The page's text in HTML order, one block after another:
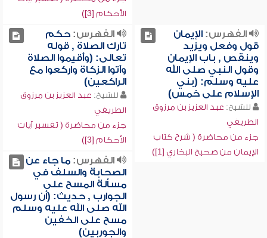
الأحكام [3])
الفهرس:الإيمان
قول وفعل ويزيد
وينقص , باب الإيمان
وقول النبي صلى الله
عليه وسلم: (بني
الإسلام على خمس)
للشيخ: عبد العزيز بن مرزوق
الطريفي
جزء من محاضرة ( شرح كتاب
الإيمان من صحيح البخاري [1])
الفهرس:حكم
تارك الصلاة , قوله
تعالى: (وأقيموا الصلاة
وآتوا الزكاة واركعوا مع
الراكعين)
للشيخ: عبد العزيز بن مرزوق
الطريفي
جزء من محاضرة ( تفسير آيات
الأحكام [3])
الفهرس:ما جاء عن
الصحابة والسلف في
مسألة المسح على
الجوارب , حديث: (أن رسول
الله صلى الله عليه وسلم
مسح على الخفين
والجوربين)